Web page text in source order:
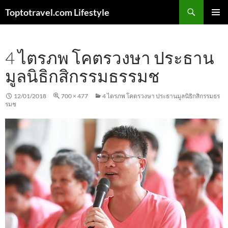
Toptotravel.com Lifestyle
4 ไตรภพ โคตรวงษา ประธาน
มูลนิธิกสิกรรมธรรมช
12/01/2018 700 × 477
4 ไตรภพ โคตรวงษา ประธานมูลนิธิกสิกรรมธร
รมช